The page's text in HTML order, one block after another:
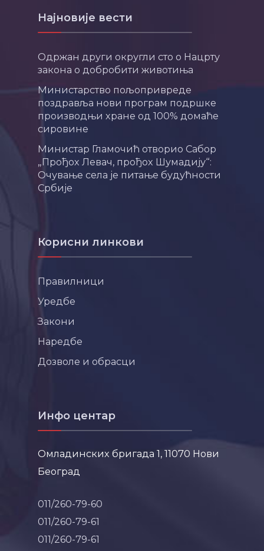
Најновије вести
Одржан други округли сто о Нацрту
закона о добробити животиња
Министарство пољопривреде
поздравља нови програм подршке
производњи хране од 100% домаће
сировине
Министар Гламочић отворио Сабор
„Прођох Левач, прођох Шумадију“:
Очување села је питање будућности
Србије
Корисни линкови
Правилници
Уредбе
Закони
Наредбе
Дозволе и обрасци
Инфо центар
Омладинских бригада 1, 11070 Нови
Београд
011/260-79-60
011/260-79-61
011/260-79-61